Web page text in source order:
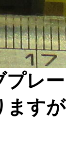
プレ
ます